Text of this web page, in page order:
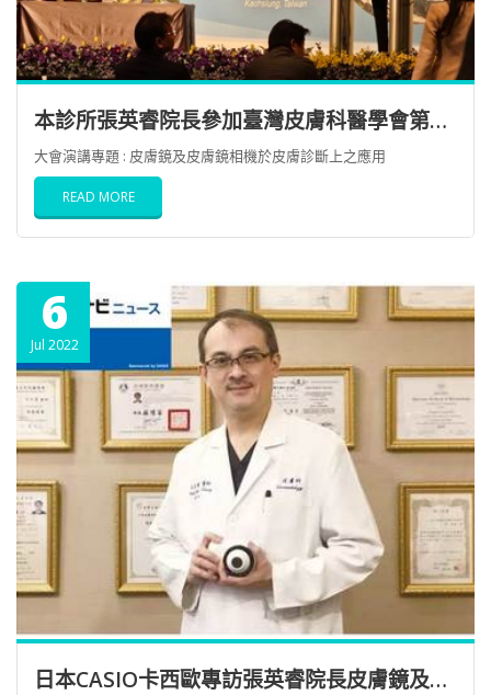
本診所張英睿院長參加臺灣皮膚科醫學會第49屆年會暨歐亞皮膚性病學第八屆研討會.
大會演講專題 : 皮膚鏡及皮膚鏡相機於皮膚診斷上之應用
READ MORE
6
Jul 2022
日本CASIO卡西歐專訪張英睿院長皮膚鏡及皮膚鏡相機於皮膚診斷上之應用